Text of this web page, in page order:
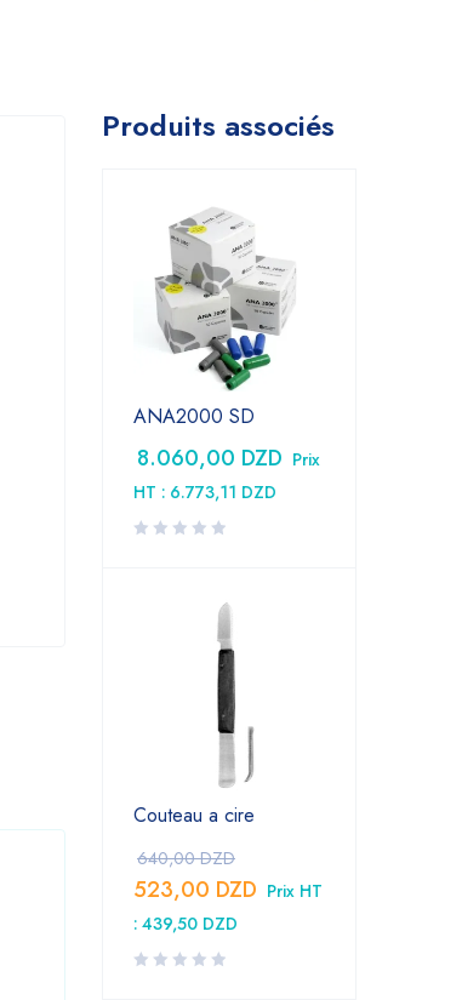
Produits associés
ANA2000 SD
8.060,00 DZD Prix
HT : 6.773,11 DZD
Couteau a cire
640,00DZD
523,00 DZD Prix HT
: 439,50 DZD